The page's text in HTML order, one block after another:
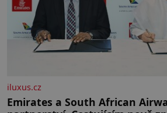
iluxus.cz
Emirates a South African